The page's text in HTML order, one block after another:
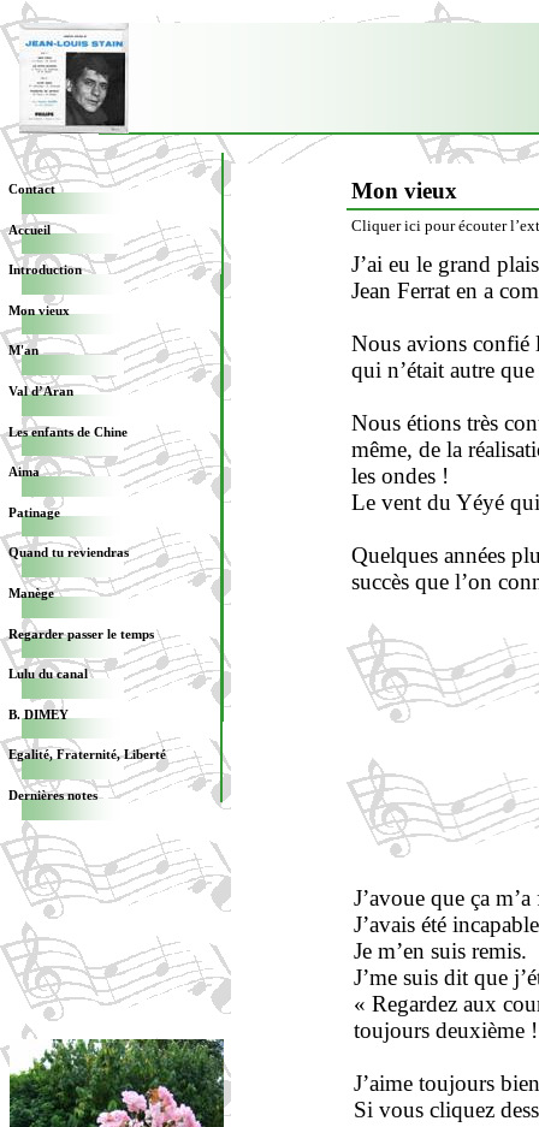
Contact
Accueil
Introduction
Mon vieux
M'an
Val d’Aran
Les enfants de Chine
Aima
Patinage
Quand tu reviendras
Manège
Regarder passer le temps
Lulu du canal
B. DIMEY
Egalité, Fraternité, Liberté
Dernières notes
Mon vieux
J’ai eu le grand
Jean Ferrat en a
Nous avions confié
qui n’était autre
Nous étions très
même, de la
les ondes !
Le vent du Yéyé
Quelques années
succès que l’on
Cliquer ici pour écouter
J’avoue que ça
J’avais été
Je m’en suis remis.
J’me suis dit que
« Regardez aux
toujours deuxième
J’aime toujours
Si vous cliquez